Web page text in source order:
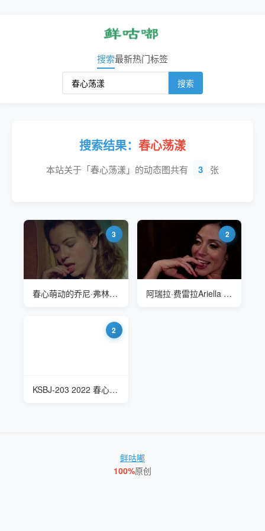
搜索最新热门标签
搜索
搜索结果： 春心荡漾
本站关于「春心荡漾」的动态图共有 3 张
3
春心萌动的乔尼·弗林 Joni Flynn
2
阿瑞拉·费雷拉Ariella Ferrera 春心萌动
2
KSBJ-203 2022 春心荡漾的母亲
鲜咕嘟
100%原创